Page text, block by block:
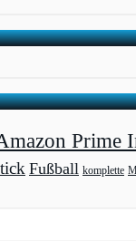
Prime
Fußball komplette